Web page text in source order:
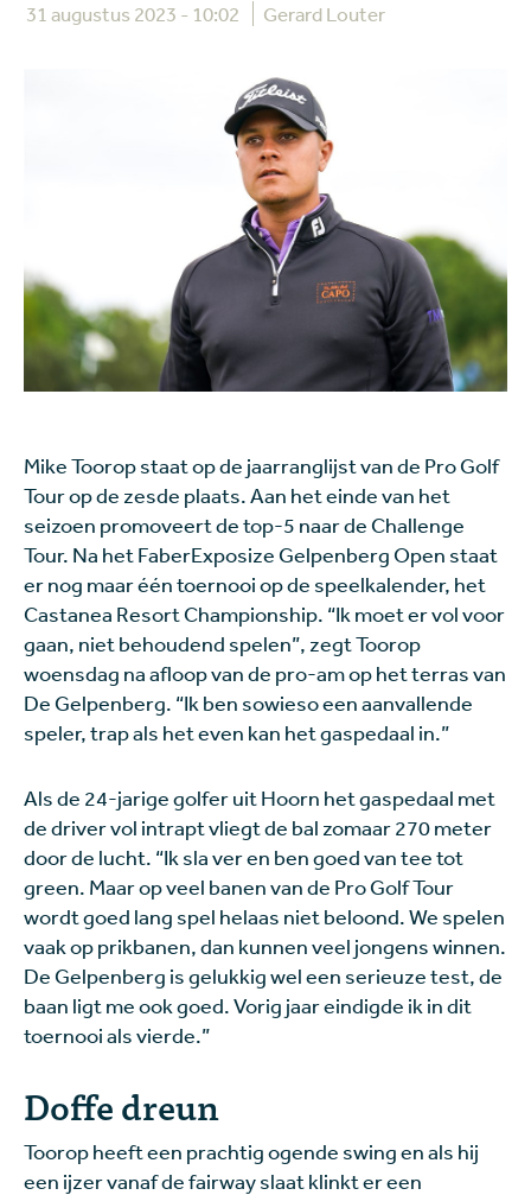
31 augustus 2023 - 10:02 Gerard Louter
Mike Toorop staat op de jaarranglijst van de Pro Golf
Tour op de zesde plaats. Aan het einde van het
seizoen promoveert de top-5 naar de Challenge
Tour. Na het FaberExposize Gelpenberg Open staat
er nog maar één toernooi op de speelkalender, het
Castanea Resort Championship. “Ik moet er vol voor
gaan, niet behoudend spelen”, zegt Toorop
woensdag na afloop van de pro-am op het terras van
De Gelpenberg. “Ik ben sowieso een aanvallende
speler, trap als het even kan het gaspedaal in.”
Als de 24-jarige golfer uit Hoorn het gaspedaal met
de driver vol intrapt vliegt de bal zomaar 270 meter
door de lucht. “Ik sla ver en ben goed van tee tot
green. Maar op veel banen van de Pro Golf Tour
wordt goed lang spel helaas niet beloond. We spelen
vaak op prikbanen, dan kunnen veel jongens winnen.
De Gelpenberg is gelukkig wel een serieuze test, de
baan ligt me ook goed. Vorig jaar eindigde ik in dit
toernooi als vierde.”
Doffe dreun
Toorop heeft een prachtig ogende swing en als hij
een ijzer vanaf de fairway slaat klinkt er een